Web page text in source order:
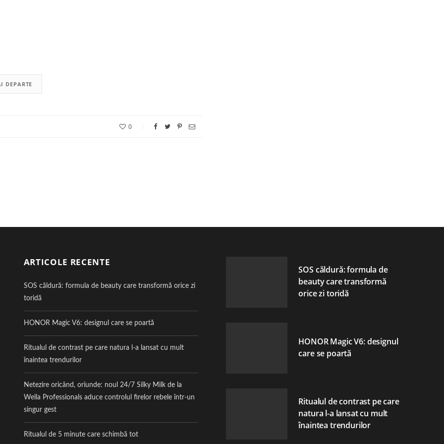
DEPARTE
0
ARTICOLE RECENTE
SOS căldură: formula de beauty care transformă orice zi
toridă
HONOR Magic V6: designul care se poartă
Ritualul de contrast pe care natura l-a lansat cu mult
înaintea trendurilor
Netezire oricând, oriunde: noul 24/7 Silky Milk de la
Wella Professionals aduce controlul firelor rebele într-un
singur gest
Ritualul de 5 minute care schimbă tot
SOS căldură: formula de
beauty care transformă
orice zi toridă
HONOR Magic V6: designul
care se poartă
Ritualul de contrast pe care
natura l-a lansat cu mult
înaintea trendurilor